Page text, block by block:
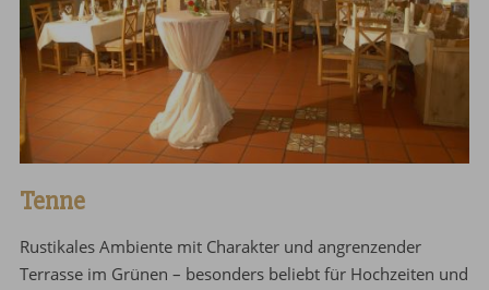
Tenne
Rustikales Ambiente mit Charakter und angrenzender
Terrasse im Grünen – besonders beliebt für Hochzeiten und